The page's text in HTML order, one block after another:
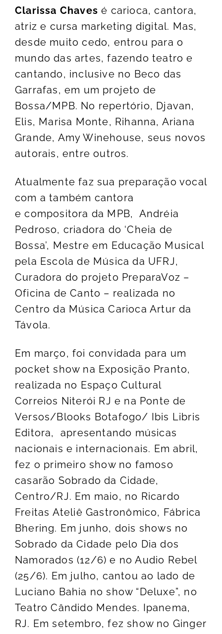
Clarissa Chaves é carioca, cantora,
atriz e cursa marketing digital. Mas,
desde muito cedo, entrou para o
mundo das artes, fazendo teatro e
cantando, inclusive no Beco das
Garrafas, em um projeto de
Bossa/MPB. No repertório, Djavan,
Elis, Marisa Monte, Rihanna, Ariana
Grande, Amy Winehouse, seus novos
autorais, entre outros.
Atualmente faz sua preparação vocal
com a também cantora
e compositora da MPB, Andréia
Pedroso, criadora do ‘Cheia de
Bossa’, Mestre em Educação Musical
pela Escola de Música da UFRJ,
Curadora do projeto PreparaVoz –
Oficina de Canto – realizada no
Centro da Música Carioca Artur da
Távola.
Em março, foi convidada para um
pocket show na Exposição Pranto,
realizada no Espaço Cultural
Correios Niterói RJ e na Ponte de
Versos/Blooks Botafogo/ Ibis Libris
Editora, apresentando músicas
nacionais e internacionais. Em abril,
fez o primeiro show no famoso
casarão Sobrado da Cidade,
Centro/RJ. Em maio, no Ricardo
Freitas Ateliê Gastronômico, Fábrica
Bhering. Em junho, dois shows no
Sobrado da Cidade pelo Dia dos
Namorados (12/6) e no Audio Rebel
(25/6). Em julho, cantou ao lado de
Luciano Bahia no show “Deluxe”, no
Teatro Cândido Mendes. Ipanema,
RJ. Em setembro, fez show no Ginger